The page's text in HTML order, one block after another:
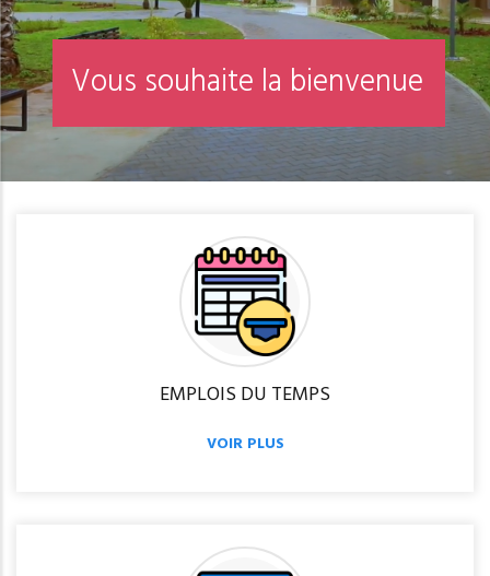
Réinscription
EMPLOIS DU TEMPS
VOIR PLUS